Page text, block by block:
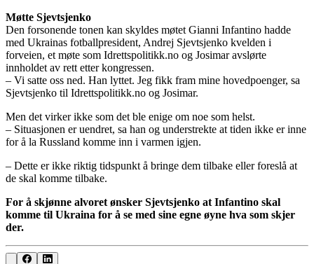
Møtte Sjevtsjenko
Den forsonende tonen kan skyldes møtet Gianni Infantino hadde
med Ukrainas fotballpresident, Andrej Sjevtsjenko kvelden i
forveien, et møte som Idrettspolitikk.no og Josimar avslørte
innholdet av rett etter kongressen.
– Vi satte oss ned. Han lyttet. Jeg fikk fram mine hovedpoenger, sa
Sjevtsjenko til Idrettspolitikk.no og Josimar.
Men det virker ikke som det ble enige om noe som helst.
– Situasjonen er uendret, sa han og understrekte at tiden ikke er inne
for å la Russland komme inn i varmen igjen.
– Dette er ikke riktig tidspunkt å bringe dem tilbake eller foreslå at
de skal komme tilbake.
For å skjønne alvoret ønsker Sjevtsjenko at Infantino skal
komme til Ukraina for å se med sine egne øyne hva som skjer
der.